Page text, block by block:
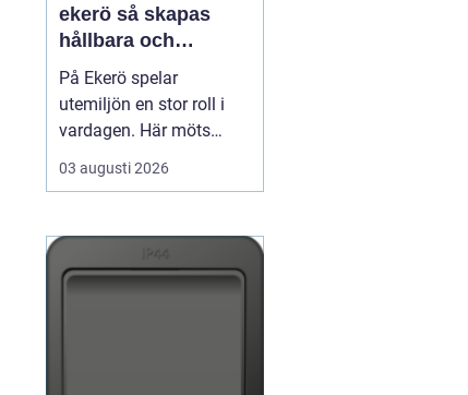
ekerö så skapas
hållbara och
välskötta utemiljöer
På Ekerö spelar
utemiljön en stor roll i
vardagen. Här möts
natur, vatten och
bebyggelse på ett sätt
innergårdar och
viktiga för trivseln. När
03 augusti 2026